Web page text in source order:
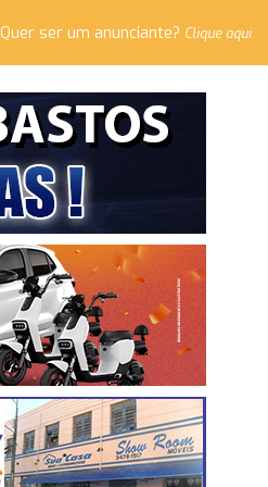
Quer ser um anunciante? Clique aqui